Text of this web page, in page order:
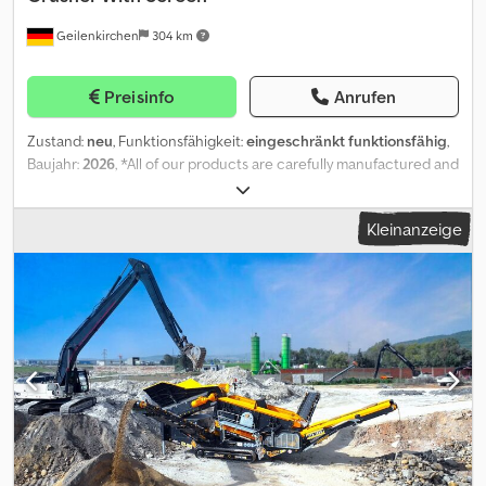
lange Lebensdauer und hohe Produktausbeute bei
RUFEN SIE UNS BITTE AN!!!
Geilenkirchen 304 km
Preisinfo Anrufen
Zustand: neu, Funktionsfähigkeit:eingeschränkt funktionsfähig,
Baujahr:2026, *All of our products are carefully manufactured and
have a 1-year warranty! *Installation and Operator Training are
FREE! FTC-200-S Mobile Cone Crusher (With Screen); It consists
of a feeding bunker, cone crusher and stock conveyor belt and
generator. FTC-200-S Mobile Cone Crusher (With Screen), which
is moved by remote control on a tracked chassis, successfully
completes all commands given by the user by moving on its
tracks in all kinds of difficult climate conditions and rough terrain.
FTC-200-S Mobile Cone Crusher (With Screen), is precisely
designed and carefully manufactured for stone crushing and is
the leading mobile cone crusher in the sector with a crushing
capacity of 100-200 T/H per hour. FTC-200-S Mobile Cone
Crusher (With Screen) does not require an extra infrastructure as
a production method, it is moved by remote control as mobile and
Kleinanzeige